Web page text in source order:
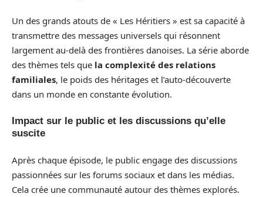
Un des grands atouts de « Les Héritiers » est sa capacité à
transmettre des messages universels qui résonnent
largement au-delà des frontières danoises. La série aborde
des thèmes tels que la complexité des relations
familiales, le poids des héritages et l’auto-découverte
dans un monde en constante évolution.
Impact sur le public et les discussions qu’elle
suscite
Après chaque épisode, le public engage des discussions
passionnées sur les forums sociaux et dans les médias.
Cela crée une communauté autour des thèmes explorés.